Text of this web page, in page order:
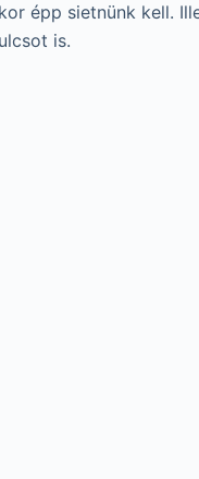
épp sietnünk kell.
is.